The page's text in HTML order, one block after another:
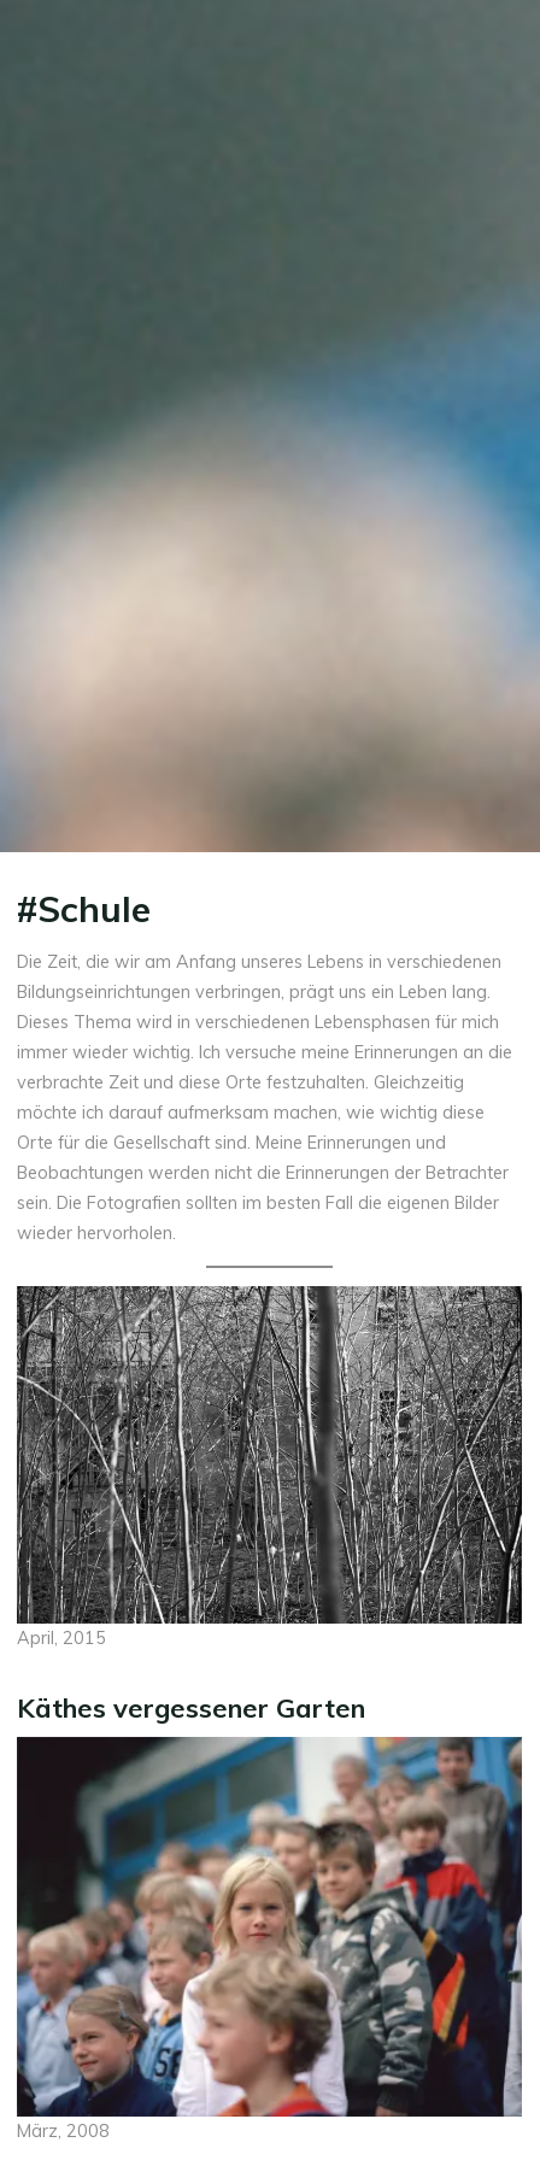
#Schule
Die Zeit, die wir am Anfang unseres Lebens in verschiedenen
Bildungseinrichtungen verbringen, prägt uns ein Leben lang.
Dieses Thema wird in verschiedenen Lebensphasen für mich
immer wieder wichtig. Ich versuche meine Erinnerungen an die
verbrachte Zeit und diese Orte festzuhalten. Gleichzeitig
möchte ich darauf aufmerksam machen, wie wichtig diese
Orte für die Gesellschaft sind. Meine Erinnerungen und
Beobachtungen werden nicht die Erinnerungen der Betrachter
sein. Die Fotografien sollten im besten Fall die eigenen Bilder
wieder hervorholen.
April, 2015
Käthes vergessener Garten
März, 2008